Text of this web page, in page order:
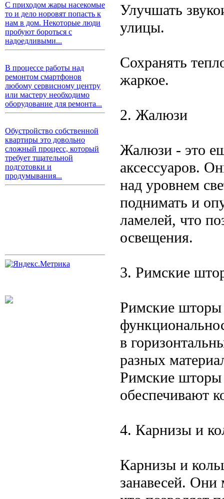
С приходом жары насекомые
то и дело норовят попасть к
нам в дом. Некоторые люди
пробуют бороться с
надоедливыми...
В процессе работы над
ремонтом смартфонов
любому сервисному центру
или мастеру необходимо
оборудование для ремонта...
Обустройство собственной
квартиры это довольно
сложный процесс, который
требует тщательной
подготовки и
продумывания...
Улучшать
улицы.
Сохранять
жаркое.
2. Жалюзи
Жалюзи - это
аксессуаров.
над уровнем
поднимать и
ламелей, что
освещения.
3. Римские
Римские шторы
в
разных
Римские шторы
обеспечивают
4. Карнизы и
Карнизы и
занавесей. Они